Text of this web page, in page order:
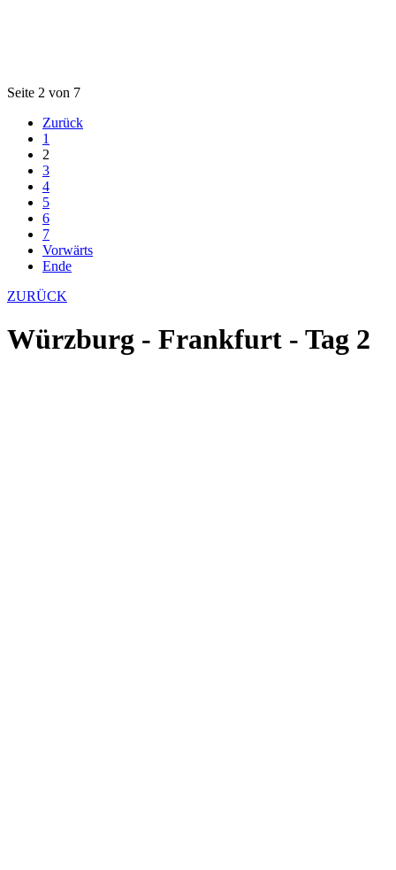
Seite 2 von 7
Zurück
1
2
3
4
5
6
7
Vorwärts
Ende
ZURÜCK
Würzburg - Frankfurt - Tag 2